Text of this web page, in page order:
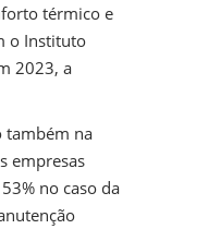
térmico e
o Instituto
2023, a
também na
empresas
no caso da